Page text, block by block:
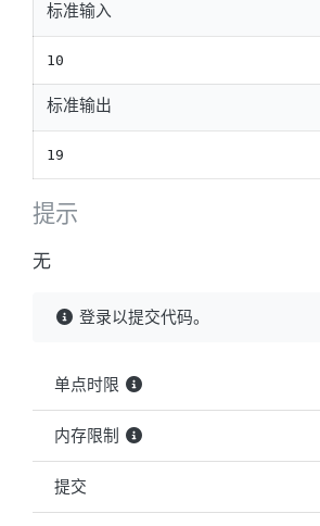
标准输入
10
标准输出
19
提示
无
登录以提交代码。
单点时限
内存限制
提交